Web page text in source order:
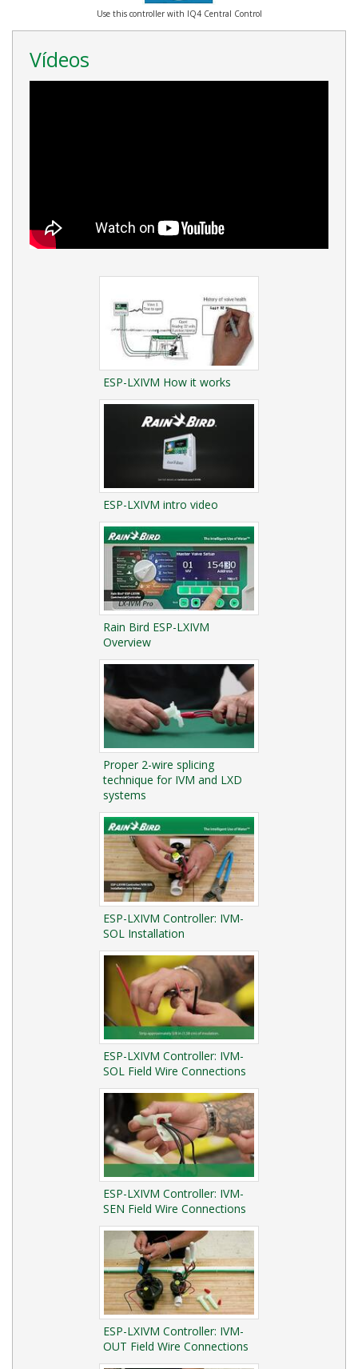
Use this controller with IQ4 Central Control
Vídeos
ESP-LXIVM How it works
ESP-LXIVM intro video
Rain Bird ESP-LXIVM
Overview
Proper 2-wire splicing
technique for IVM and LXD
systems
ESP-LXIVM Controller: IVM-
SOL Installation
ESP-LXIVM Controller: IVM-
SOL Field Wire Connections
ESP-LXIVM Controller: IVM-
SEN Field Wire Connections
ESP-LXIVM Controller: IVM-
OUT Field Wire Connections